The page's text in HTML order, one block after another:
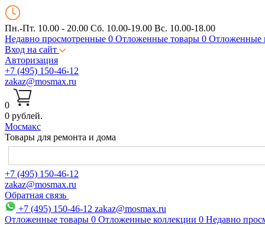
Пн.-Пт. 10.00 - 20.00 Сб. 10.00-19.00 Вс. 10.00-18.00
Недавно просмотренные 0 Отложенные товары 0 Отложенные
Вход на сайт
Авторизация
+7 (495) 150-46-12
zakaz@mosmax.ru
0
0 рублей.
Мосмакс
Товары для ремонта и дома
+7 (495) 150-46-12
zakaz@mosmax.ru
Обратная связь
+7 (495) 150-46-12 zakaz@mosmax.ru
Отложенные товары 0 Отложенные коллекции 0 Недавно